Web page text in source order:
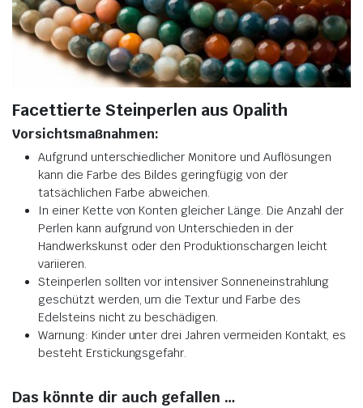
Facettierte Steinperlen aus Opalith
Vorsichtsmaßnahmen:
Aufgrund unterschiedlicher Monitore und Auflösungen
kann die Farbe des Bildes geringfügig von der
tatsächlichen Farbe abweichen.
In einer Kette von Konten gleicher Länge. Die Anzahl der
Perlen kann aufgrund von Unterschieden in der
Handwerkskunst oder den Produktionschargen leicht
variieren.
Steinperlen sollten vor intensiver Sonneneinstrahlung
geschützt werden, um die Textur und Farbe des
Edelsteins nicht zu beschädigen.
Warnung: Kinder unter drei Jahren vermeiden Kontakt, es
besteht Erstickungsgefahr.
Das könnte dir auch gefallen …